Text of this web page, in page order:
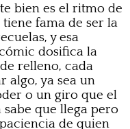
bien es el ritmo de
fama de ser la
y esa
dosifica la
relleno, cada
algo, ya sea un
o un giro que el
que llega pero
de quien